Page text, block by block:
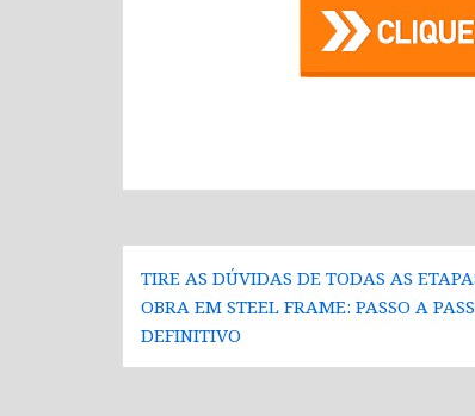
Navegação
de
Post
TIRE AS DÚVIDAS DE TODAS AS
OBRA EM STEEL FRAME: PASSO A
DEFINITIVO